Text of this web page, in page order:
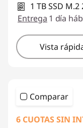
1 TB SSD M.2
Entrega 1 día
Vista
Comparar
6 CUOTAS SIN